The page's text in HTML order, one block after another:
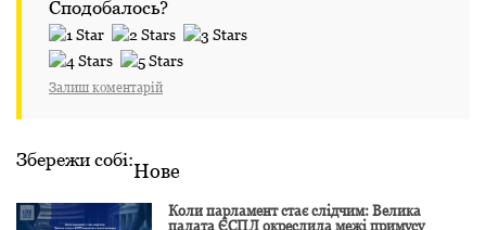
Сподобалось?
Залиш коментарій
Збережи собі:Нове
Коли парламент стає слідчим: Велика
палата ЄСПЛ окреслила межі примусу